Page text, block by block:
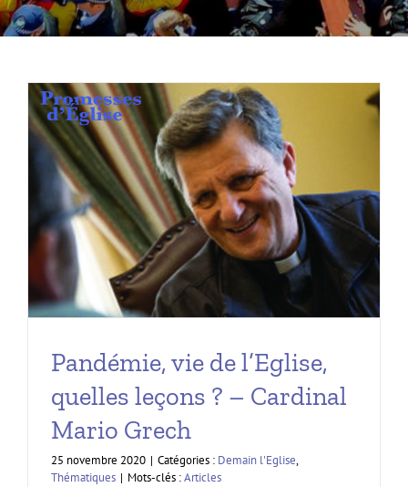
Pandémie, vie de l’Eglise,
quelles leçons ? – Cardinal
Mario Grech
25 novembre 2020 | Catégories : Demain l'Eglise,
Thématiques | Mots-clés :Articles